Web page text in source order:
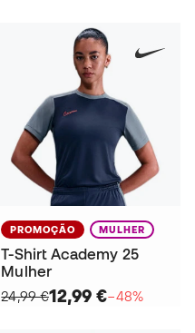
PROMOÇÃO MULHER
T-Shirt Academy 25
Mulher
24,99 €12,99 €−48%